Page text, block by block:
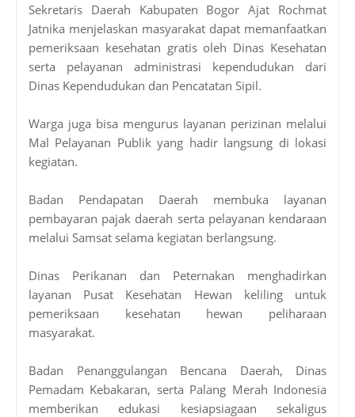
Sekretaris Daerah Kabupaten Bogor Ajat Rochmat
Jatnika menjelaskan masyarakat dapat memanfaatkan
pemeriksaan kesehatan gratis oleh Dinas Kesehatan
serta pelayanan administrasi kependudukan dari
Dinas Kependudukan dan Pencatatan Sipil.
Warga juga bisa mengurus layanan perizinan melalui
Mal Pelayanan Publik yang hadir langsung di lokasi
kegiatan.
Badan Pendapatan Daerah membuka layanan
pembayaran pajak daerah serta pelayanan kendaraan
melalui Samsat selama kegiatan berlangsung.
Dinas Perikanan dan Peternakan menghadirkan
layanan Pusat Kesehatan Hewan keliling untuk
pemeriksaan kesehatan hewan peliharaan
masyarakat.
Badan Penanggulangan Bencana Daerah, Dinas
Pemadam Kebakaran, serta Palang Merah Indonesia
memberikan edukasi kesiapsiagaan sekaligus